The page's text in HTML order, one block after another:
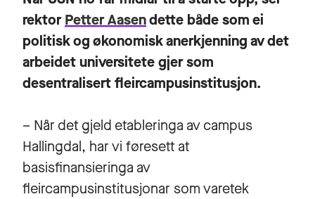
rektorPetter Aasendette både som ei
politisk og økonomisk anerkjenning av det
arbeidet universitete gjer som
desentralisert fleircampusinstitusjon.
– Når det gjeld etableringa av campus
Hallingdal, har vi føresett at
basisfinansieringa av
fleircampusinstitusjonar som varetek